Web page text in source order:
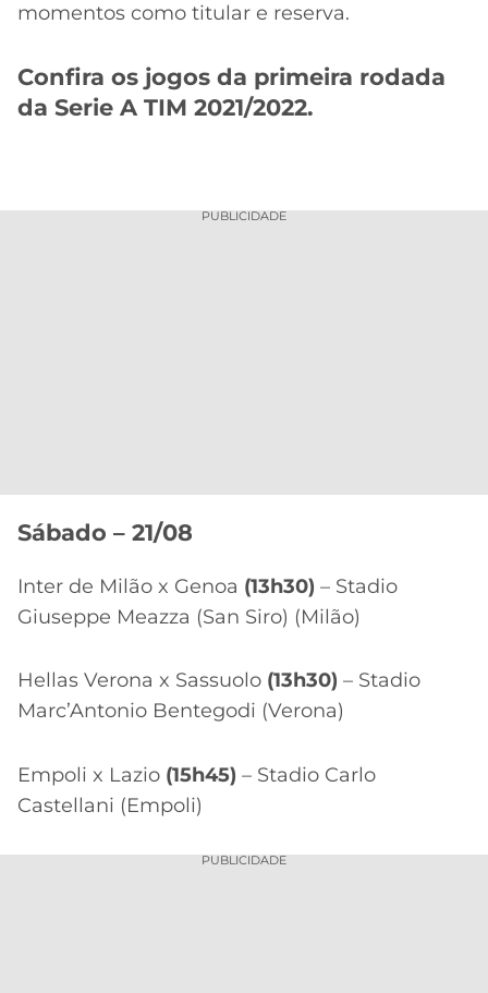
momentos como titular e reserva.
Confira os jogos da primeira rodada
da Serie A TIM 2021/2022.
PUBLICIDADE
Sábado – 21/08
Inter de Milão x Genoa (13h30) – Stadio
Giuseppe Meazza (San Siro) (Milão)
Hellas Verona x Sassuolo (13h30) – Stadio
Marc’Antonio Bentegodi (Verona)
Empoli x Lazio (15h45) – Stadio Carlo
Castellani (Empoli)
PUBLICIDADE